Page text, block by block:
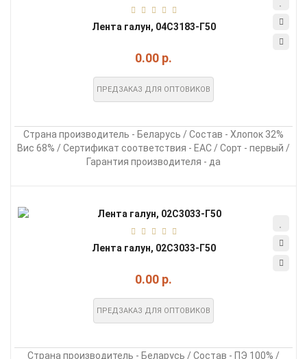
Лента галун, 04С3183-Г50
0.00 р.
ПРЕДЗАКАЗ ДЛЯ ОПТОВИКОВ
Страна производитель - Беларусь / Состав - Хлопок 32%
Вис 68% / Сертификат соответствия - EAC / Сорт - первый /
Гарантия производителя - да
Лента галун, 02С3033-Г50
0.00 р.
ПРЕДЗАКАЗ ДЛЯ ОПТОВИКОВ
Страна производитель - Беларусь / Состав - ПЭ 100% /